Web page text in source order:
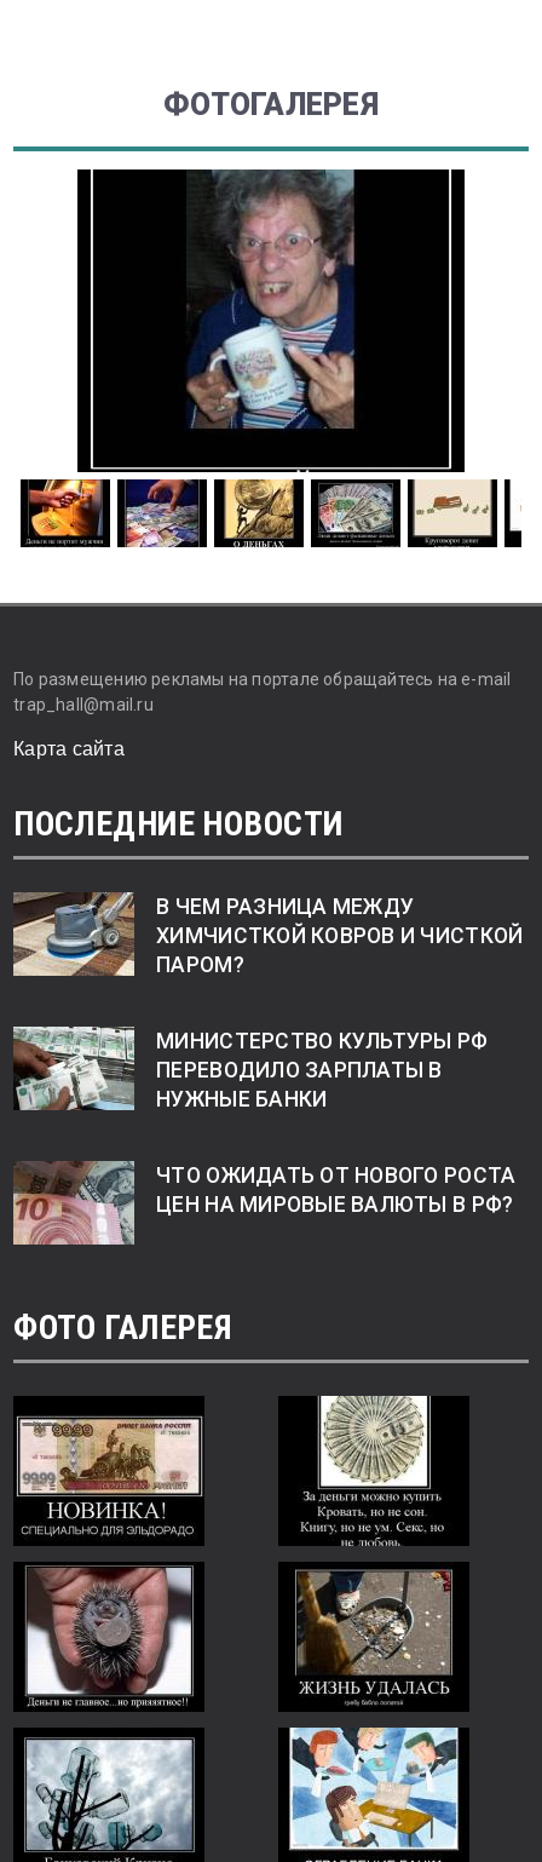
ФОТОГАЛЕРЕЯ
По размещению рекламы на портале обращайтесь на e-mail
trap_hall@mail.ru
Карта сайта
ПОСЛЕДНИЕ НОВОСТИ
В ЧЕМ РАЗНИЦА МЕЖДУ
ХИМЧИСТКОЙ КОВРОВ И ЧИСТКОЙ
ПАРОМ?
МИНИСТЕРСТВО КУЛЬТУРЫ РФ
ПЕРЕВОДИЛО ЗАРПЛАТЫ В
НУЖНЫЕ БАНКИ
ЧТО ОЖИДАТЬ ОТ НОВОГО РОСТА
ЦЕН НА МИРОВЫЕ ВАЛЮТЫ В РФ?
ФОТО ГАЛЕРЕЯ